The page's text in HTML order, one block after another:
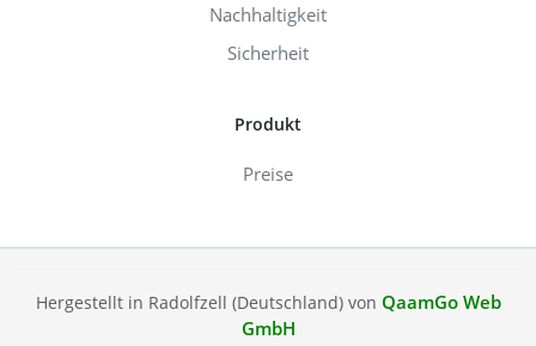
Nachhaltigkeit
Sicherheit
Produkt
Preise
Hergestellt in Radolfzell (Deutschland) von QaamGo Web
GmbH